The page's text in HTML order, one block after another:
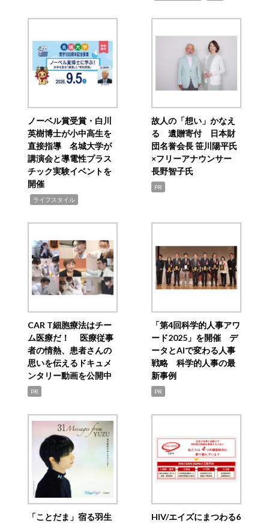
ノーベル賞受賞・白川
英樹博士が小中高生を
直接指導 名城大学が
講演会と導電性プラス
チック実験イベントを
開催
ライフスタイル
故人の「想い」かなえ
る 遺贈寄付 日本財
団名誉会長 笹川陽平氏
×フリーアナウンサー
長野智子氏
PR
CAR T細胞療法はチー
ム医療だ！ 医療従事
者の情熱、患者さんの
思いを伝えるドキュメ
ンタリー動画を公開中
PR
「第4回科学的人事アワ
ード2025」を開催 デ
ータとAIで変わる人事
戦略 科学的人事の最
新事例
PR
「ことだま」宿る羽生
HIV/エイズにまつわる6